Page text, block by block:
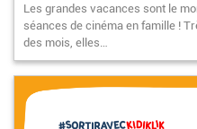
Les grandes vacances sont le
séances de cinéma en famille !
des mois, elles…